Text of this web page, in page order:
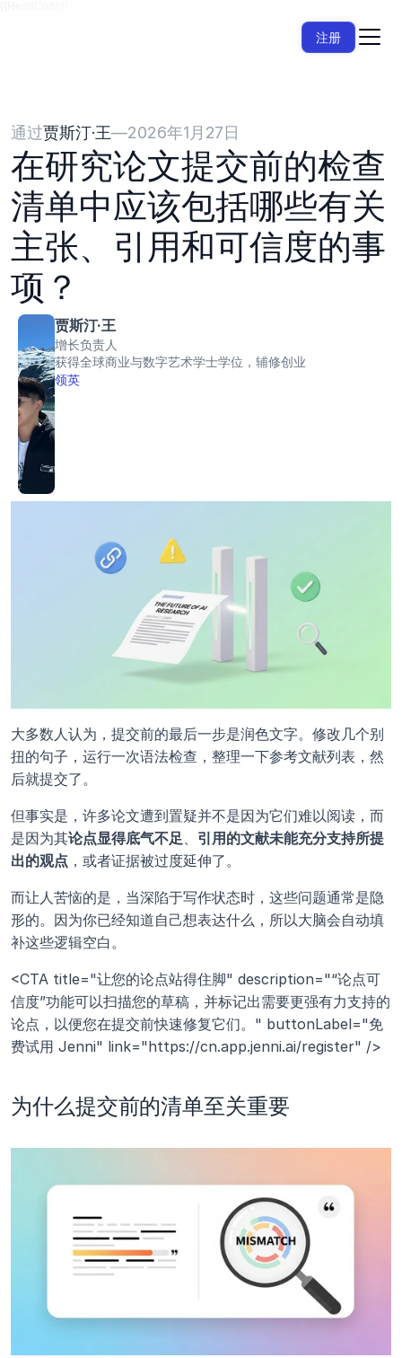
注册
通过贾斯汀·王—2026年1月27日
在研究论文提交前的检查
清单中应该包括哪些有关
主张、引用和可信度的事
项？
贾斯汀·王
增长负责人
获得全球商业与数字艺术学士学位，辅修创业
领英
大多数人认为，提交前的最后一步是润色文字。修改几个别
扭的句子，运行一次语法检查，整理一下参考文献列表，然
后就提交了。
但事实是，许多论文遭到置疑并不是因为它们难以阅读，而
是因为其论点显得底气不足、 引用的文献未能充分支持所提
出的观点 ，或者证据被过度延伸了。
而让人苦恼的是，当深陷于写作状态时，这些问题通常是隐
形的。因为你已经知道自己想表达什么，所以大脑会自动填
补这些逻辑空白。
<CTA title="让您的论点站得住脚" description="“论点可
信度”功能可以扫描您的草稿，并标记出需要更强有力支持的
论点，以便您在提交前快速修复它们。" buttonLabel="免
费试用 Jenni" link="https://cn.app.jenni.ai/register" />
为什么提交前的清单至关重要